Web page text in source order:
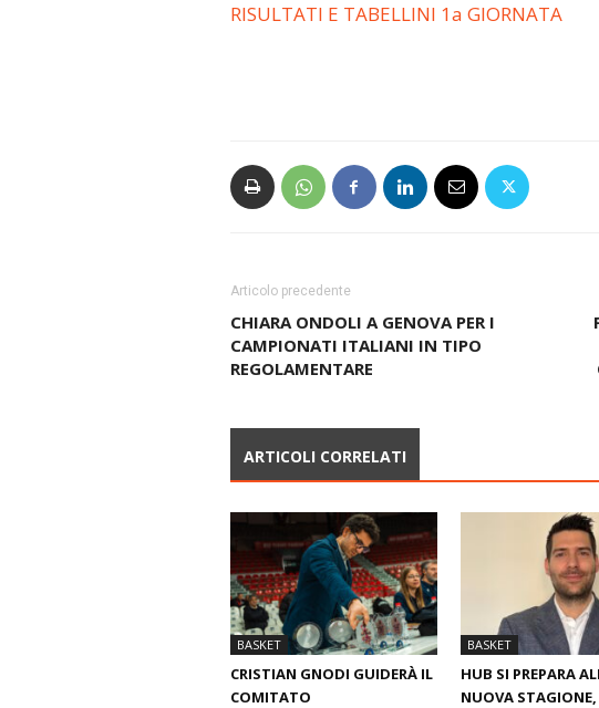
RISULTATI E TABELLINI 1a GIORNATA
Articolo precedente
CHIARA ONDOLI A GENOVA PER I
CAMPIONATI ITALIANI IN TIPO
REGOLAMENTARE
ARTICOLI CORRELATI
BASKET
CRISTIAN GNODI GUIDERÀ IL
COMITATO
BASKET
HUB SI PREPARA
NUOVA